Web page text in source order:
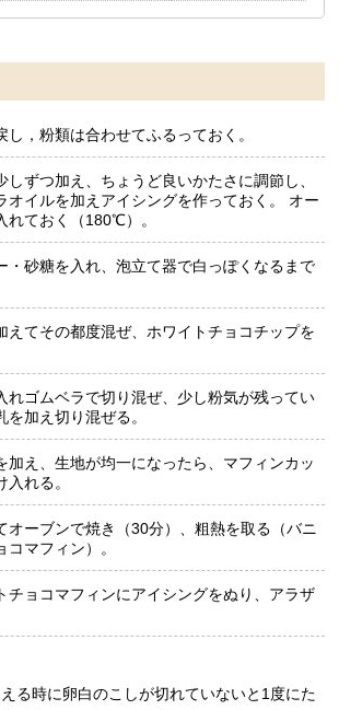
し，粉類は合わせてふるっておく。
しずつ加え、ちょうど良いかたさに調節し、
オイルを加えアイシングを作っておく。 オー
れておく（180℃）。
・砂糖を入れ、泡立て器で白っぽくなるまで
えてその都度混ぜ、ホワイトチョコチップを
れゴムベラで切り混ぜ、少し粉気が残ってい
を加え切り混ぜる。
加え、生地が均一になったら、マフィンカッ
入れる。
オーブンで焼き（30分）、粗熱を取る（バニ
コマフィン）。
チョコマフィンにアイシングをぬり、アラザ
る時に卵白のこしが切れていないと1度にた